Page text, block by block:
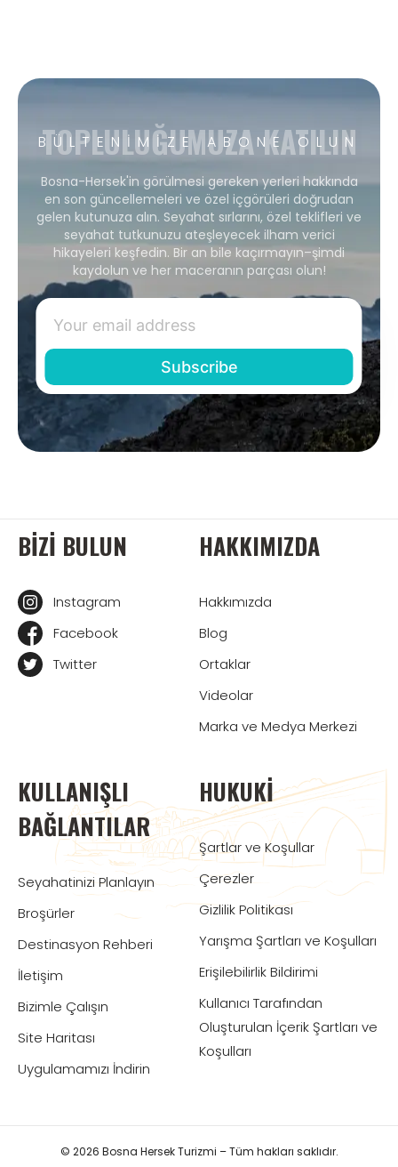
BÜLTENIMIZE ABONE OLUN
TOPLULUĞUMUZA KATILIN
Bosna-Hersek'in görülmesi gereken yerleri hakkında
en son güncellemeleri ve özel içgörüleri doğrudan
gelen kutunuza alın. Seyahat sırlarını, özel teklifleri ve
seyahat tutkunuzu ateşleyecek ilham verici
hikayeleri keşfedin. Bir an bile kaçırmayın–şimdi
kaydolun ve her maceranın parçası olun!
BIZI BULUN
Instagram
Facebook
Twitter
HAKKIMIZDA
Hakkımızda
Blog
Ortaklar
Videolar
Marka ve Medya Merkezi
KULLANIŞLI
BAĞLANTILAR
Seyahatinizi Planlayın
Broşürler
Destinasyon Rehberi
İletişim
Bizimle Çalışın
Site Haritası
Uygulamamızı İndirin
HUKUKI
Şartlar ve Koşullar
Çerezler
Gizlilik Politikası
Yarışma Şartları ve Koşulları
Erişilebilirlik Bildirimi
Kullanıcı Tarafından
Oluşturulan İçerik Şartları ve
Koşulları
© 2026 Bosna Hersek Turizmi – Tüm hakları saklıdır.